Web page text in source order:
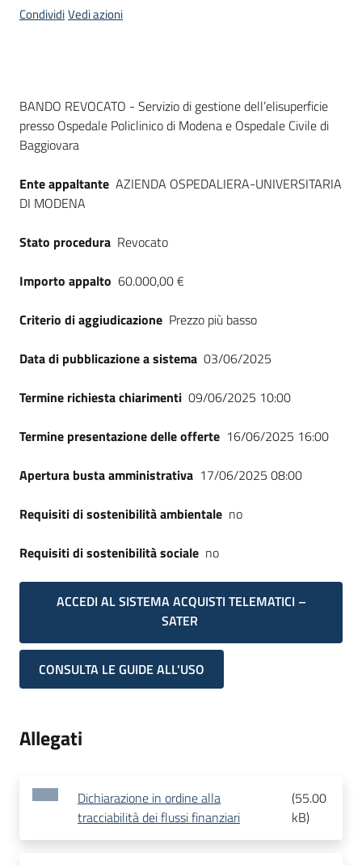
telematiche
English
Seguici
CondividiVedi azioni
Dati del bando
BANDO REVOCATO - Servizio di gestione dell’elisuperficie
presso Ospedale Policlinico di Modena e Ospedale Civile di
Baggiovara
Ente appaltante AZIENDA OSPEDALIERA-UNIVERSITARIA
DI MODENA
Stato procedura Revocato
Importo appalto 60.000,00 €
Criterio di aggiudicazione Prezzo più basso
Data di pubblicazione a sistema 03/06/2025
Termine richiesta chiarimenti 09/06/2025 10:00
Termine presentazione delle offerte 16/06/2025 16:00
Apertura busta amministrativa 17/06/2025 08:00
Requisiti di sostenibilità ambientale no
Requisiti di sostenibilità sociale no
ACCEDI AL SISTEMA ACQUISTI TELEMATICI –
SATER
CONSULTA LE GUIDE ALL'USO
Allegati
Dichiarazione in ordine alla
tracciabilità dei flussi finanziari
(55.00
kB)